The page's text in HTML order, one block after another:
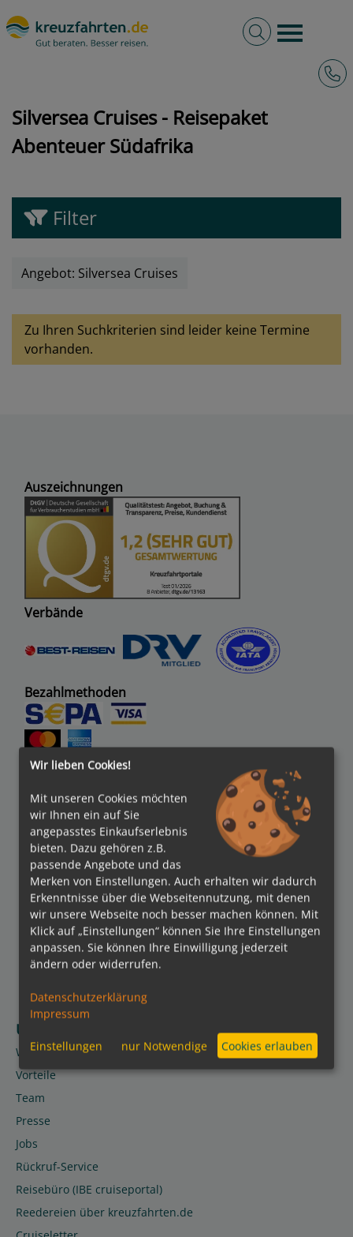
Burger
Volltextsuche
Silversea Cruises - Reisepaket Abenteuer Südafrika
Silversea Cruises - Reisepaket
Abenteuer Südafrika
Filter
Angebot: Silversea Cruises
Zu Ihren Suchkriterien sind leider keine Termine
vorhanden.
Auszeichnungen
Verbände
Bezahlmethoden
kreuzfahrten.de APP
Folgen Sie uns
Partner
Über kreuzfahrten de
Wir über uns
Vorteile
Team
Presse
Jobs
Rückruf-Service
Reisebüro (IBE cruiseportal)
Reedereien über kreuzfahrten.de
Wir lieben Cookies!
Mit unseren Cookies möchten
wir Ihnen ein auf Sie
angepasstes Einkaufserlebnis
bieten. Dazu gehören z.B.
passende Angebote und das
Merken von Einstellungen. Auch erhalten wir dadurch
Erkenntnisse über die Webseitennutzung, mit denen
wir unsere Webseite noch besser machen können. Mit
Klick auf „Einstellungen“ können Sie Ihre Einstellungen
anpassen. Sie können Ihre Einwilligung jederzeit
ändern oder widerrufen.
Datenschutzerklärung
Impressum
Einstellungen nur Notwendige Cookies erlauben